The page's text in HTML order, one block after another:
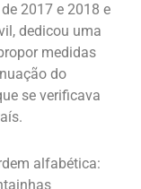
2017 e 2018 e
dedicou uma
medidas
do
se verificava
alfabética: